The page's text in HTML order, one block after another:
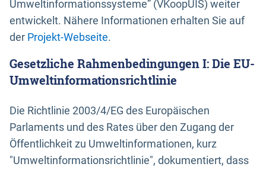
Umweltinformationssysteme” (VKoopUIS) weiter
entwickelt. Nähere Informationen erhalten Sie auf
der Projekt-Webseite.
Gesetzliche Rahmenbedingungen I: Die EU-
Umweltinformationsrichtlinie
Die Richtlinie 2003/4/EG des Europäischen
Parlaments und des Rates über den Zugang der
Öffentlichkeit zu Umweltinformationen, kurz
"Umweltinformationsrichtlinie", dokumentiert, dass